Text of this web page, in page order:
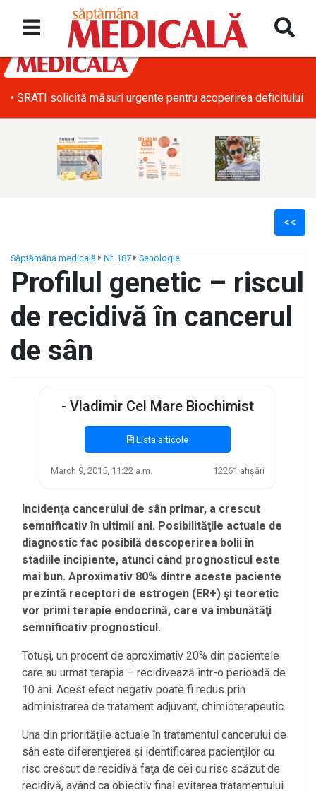
• SRATI solicită măsuri urgente pentru acoperirea deficitului
<<
Săptămâna medicală Nr. 187 Senologie
Profilul genetic – riscul
de recidivă în cancerul
de sân
- Vladimir Cel Mare Biochimist
Lista articole
March 9, 2015, 11:22 a.m. 12261 afișări
Incidenţa cancerului de sân primar, a crescut
semnificativ în ultimii ani. Posibilităţile actuale de
diagnostic fac posibilă descoperirea bolii în
stadiile incipiente, atunci când prognosticul este
mai bun. Aproximativ 80% dintre aceste paciente
prezintă receptori de estrogen (ER+) şi teoretic
vor primi terapie endocrină, care va îmbunătăţi
semnificativ prognosticul.
Totuşi, un procent de aproximativ 20% din pacientele
care au urmat terapia – recidivează într-o perioadă de
10 ani. Acest efect negativ poate fi redus prin
administrarea de tratament adjuvant, chimioterapeutic.
Una din priorităţile actuale în tratamentul cancerului de
sân este diferenţierea şi identificarea pacienţilor cu
risc crescut de recidivă faţa de cei cu risc scăzut de
recidivă, având ca obiectiv final evitarea tratamentului